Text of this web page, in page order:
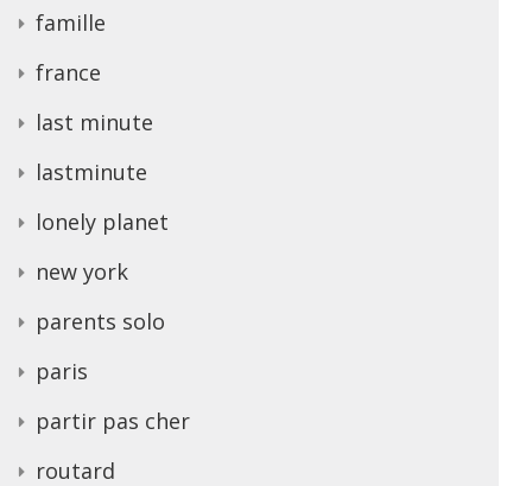
famille
france
last minute
lastminute
lonely planet
new york
parents solo
paris
partir pas cher
routard